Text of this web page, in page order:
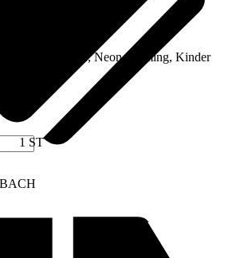
Sprüche & Zitate, Neon, Gaming, Kinder
1 ST